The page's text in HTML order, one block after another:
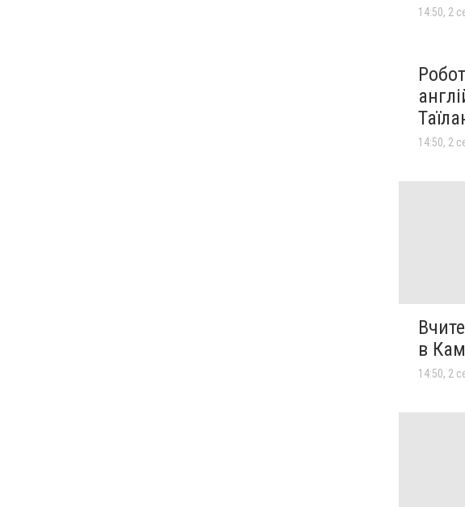
14:50, 2
14:50, 2
в
14:50, 2